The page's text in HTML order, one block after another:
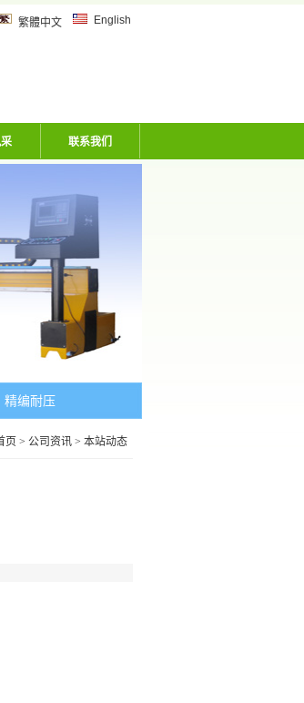
软管、洗车机专用软
繁體中文 English
联系我们
精编耐压
页 > 公司资讯 > 本站动态